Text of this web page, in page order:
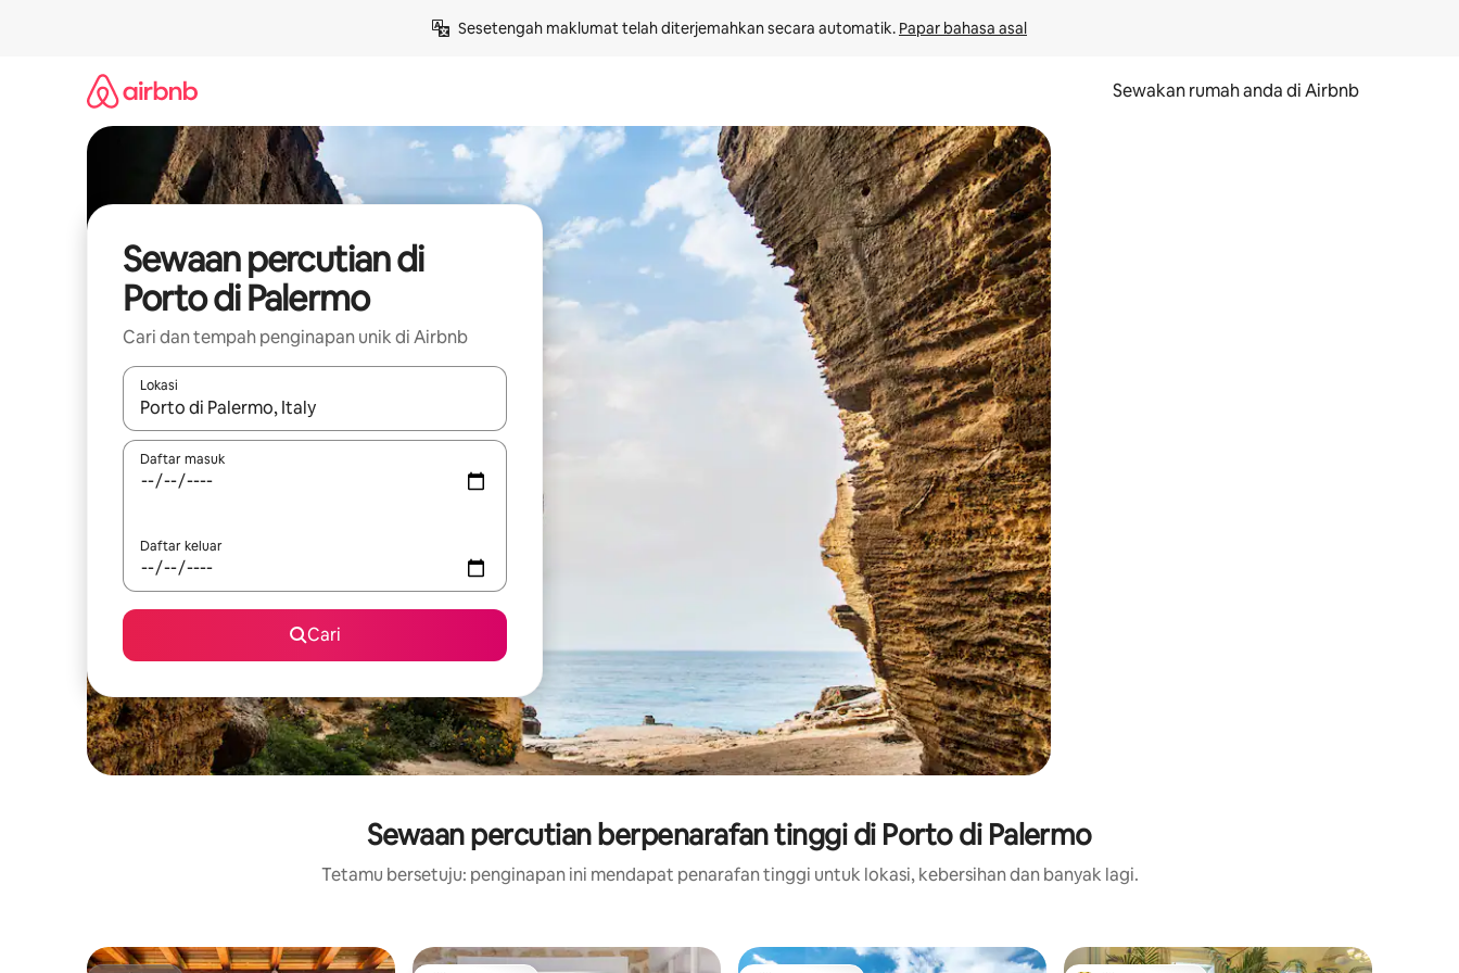
Sesetengah maklumat telah diterjemahkan secara automatik. Papar bahasa asal
Sewakan rumah anda di Airbnb
Sewaan percutian di
Porto di Palermo
Cari dan tempah penginapan unik di Airbnb
Lokasi
Apabila hasil tersedia, navigasi dengan kekunci anak panah atas dan bawah atau teroka dengan sentuhan atau gerak leret.
Daftar masuk
Daftar keluar
Cari
Sewaan percutian berpenarafan tinggi di Porto di Palermo
Tetamu bersetuju: penginapan ini mendapat penarafan tinggi untuk lokasi, kebersihan dan banyak lagi.